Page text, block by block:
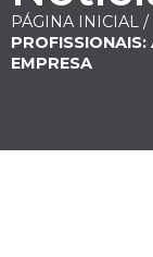
PÁGINA INICIAL /
EMPRESA